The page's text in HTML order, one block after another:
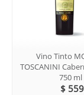
Vino Tinto
TOSCANINI
750 ml
$ 559